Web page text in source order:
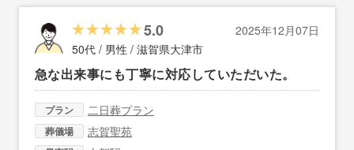
5.0
2025年12月07日
50代 / 男性 / 滋賀県大津市
急な出来事にも丁寧に対応していただいた。
プラン 二日葬プラン
葬儀場 志賀聖苑